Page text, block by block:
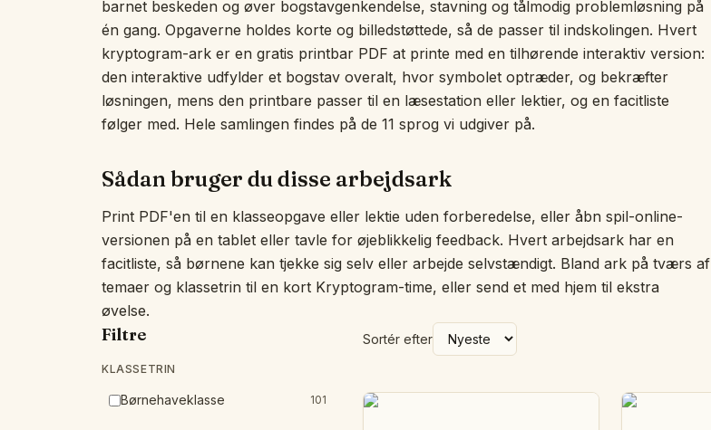
Billedordvæg
Uglen sover
Hvad passer ikke ind?
Historiesnoren
Brøkkøkkenet
Målebænken
Tælle i kor
Vores dag
Hjerteord
Klap stavelserne
Overslagsglasset
Følelsestjek
Bogstavværkstedet
Den tomme tallinje
Helhed og dele
Diktatbordet
barnet beskeden og øver bogstavgenkendelse, stavning og tålmodig problemløsning på
én gang. Opgaverne holdes korte og billedstøttede, så de passer til indskolingen. Hvert
kryptogram-ark er en gratis printbar PDF at printe med en tilhørende interaktiv version:
den interaktive udfylder et bogstav overalt, hvor symbolet optræder, og bekræfter
løsningen, mens den printbare passer til en læsestation eller lektier, og en facitliste
følger med. Hele samlingen findes på de 11 sprog vi udgiver på.
Sådan bruger du disse arbejdsark
Print PDF'en til en klasseopgave eller lektie uden forberedelse, eller åbn spil-online-
versionen på en tablet eller tavle for øjeblikkelig feedback. Hvert arbejdsark har en
facitliste, så børnene kan tjekke sig selv eller arbejde selvstændigt. Bland ark på tværs af
temaer og klassetrin til en kort Kryptogram-time, eller send et med hjem til ekstra
øvelse.
Filtre
KLASSETRIN
Børnehaveklasse 101
Sortér efter